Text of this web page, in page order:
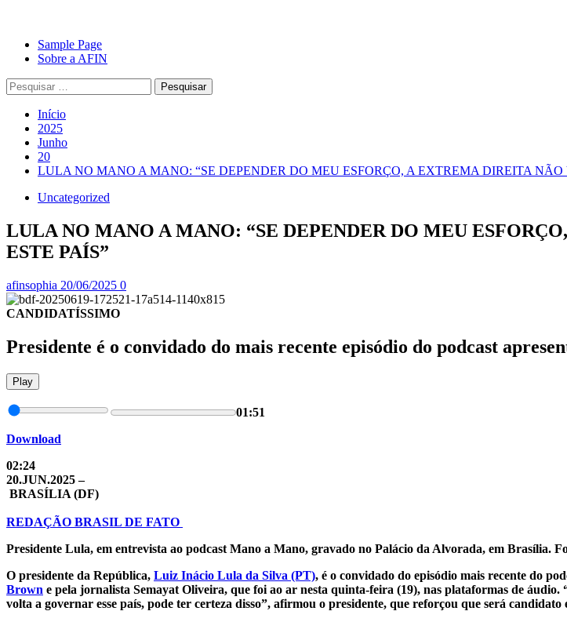
Avançar
para
conteúdo
Primary
Menu
Sample Page
Sobre a AFIN
Pesquisar
por:
Início
2025
Junho
20
LULA NO MANO A MANO: “SE DEPENDER DO MEU ESFORÇO, A EXTREMA DIREITA
Uncategorized
LULA NO MANO A MANO: “SE DEPENDER DO MEU
ESTE PAÍS”
afinsophia 20/06/2025 0
CANDIDATÍSSIMO
Presidente é o convidado do mais recente episódio do podcast
Play
01:51
Download
02:24
20.JUN.2025 –
BRASÍLIA (DF)
REDAÇÃO BRASIL DE FATO
Presidente Lula, em entrevista ao podcast Mano a Mano, gravado no Palácio da Alvorada, em Brasília.
O presidente da República, Luiz Inácio Lula da Silva (PT), é o convidado do episódio mais recente do
Brown e pela jornalista Semayat Oliveira, que foi ao ar nesta quinta-feira (19), nas plataformas de
volta a governar esse país, pode ter certeza disso”, afirmou o presidente, que reforçou que será